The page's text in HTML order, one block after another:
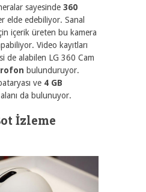
sayesinde 360
elde edebiliyor. Sanal
içerik üreten bu kamera
Video kayıtları
de alabilen LG 360 Cam
bulunduruyor.
ve 4 GB
da bulunuyor.
İzleme